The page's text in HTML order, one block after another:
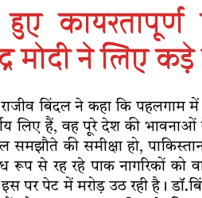
मोदी ने लिए
बिंदल ने कहा कि पहलगाम में
लिए हैं, वह पूरे देश की
समझौते की समीक्षा हो,
रूप से रह रहे पाक नागरिकों को
पर पेट में मरोड़ उठ रही है।